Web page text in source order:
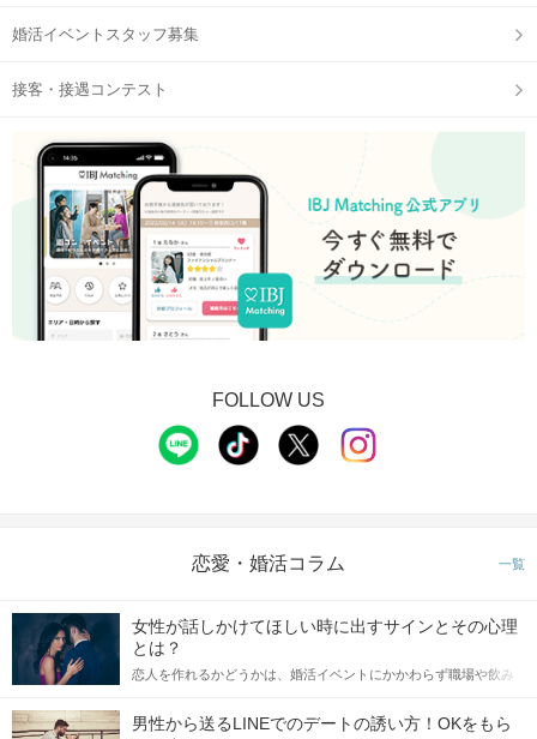
婚活イベントスタッフ募集
接客・接遇コンテスト
FOLLOW US
恋愛・婚活コラム 一覧
女性が話しかけてほしい時に出すサインとその心理
とは？
恋人を作れるかどうかは、婚活イベントにかかわらず職場や飲み
てアプローチできるかにも左右されます。 これから恋人作りを本
格的に始めようとしている方は、女性が異性を求めて出すサイン
男性から送るLINEでのデートの誘い方！OKをもら